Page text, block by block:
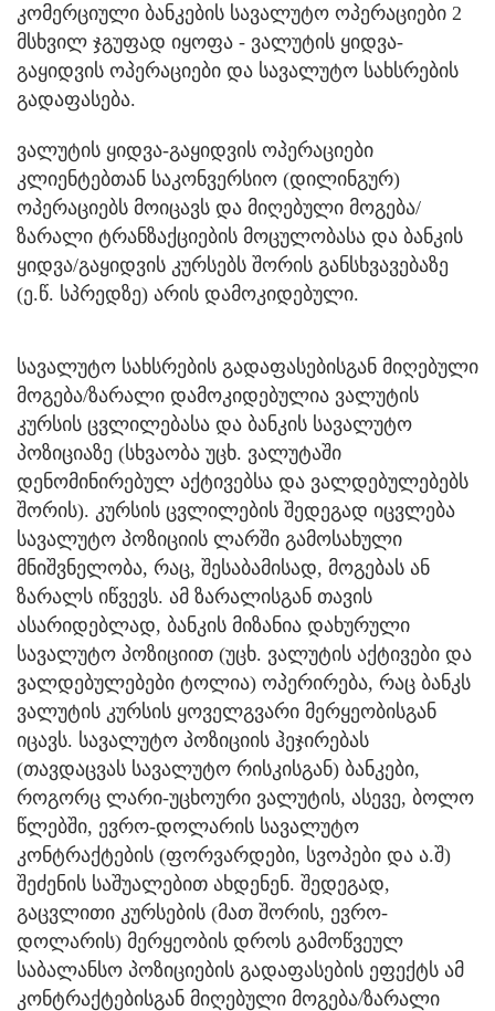
კომერციული ბანკების სავალუტო ოპერაციები 2
მსხვილ ჯგუფად იყოფა - ვალუტის ყიდვა-
გაყიდვის ოპერაციები და სავალუტო სახსრების
გადაფასება.
ვალუტის ყიდვა-გაყიდვის ოპერაციები
კლიენტებთან საკონვერსიო (დილინგურ)
ოპერაციებს მოიცავს და მიღებული მოგება/
ზარალი ტრანზაქციების მოცულობასა და ბანკის
ყიდვა/გაყიდვის კურსებს შორის განსხვავებაზე
(ე.წ. სპრედზე) არის დამოკიდებული.
სავალუტო სახსრების გადაფასებისგან მიღებული
მოგება/ზარალი დამოკიდებულია ვალუტის
კურსის ცვლილებასა და ბანკის სავალუტო
პოზიციაზე (სხვაობა უცხ. ვალუტაში
დენომინირებულ აქტივებსა და ვალდებულებებს
შორის). კურსის ცვლილების შედეგად იცვლება
სავალუტო პოზიციის ლარში გამოსახული
მნიშვნელობა, რაც, შესაბამისად, მოგებას ან
ზარალს იწვევს. ამ ზარალისგან თავის
ასარიდებლად, ბანკის მიზანია დახურული
სავალუტო პოზიციით (უცხ. ვალუტის აქტივები და
ვალდებულებები ტოლია) ოპერირება, რაც ბანკს
ვალუტის კურსის ყოველგვარი მერყეობისგან
იცავს. სავალუტო პოზიციის ჰეჯირებას
(თავდაცვას სავალუტო რისკისგან) ბანკები,
როგორც ლარი-უცხოური ვალუტის, ასევე, ბოლო
წლებში, ევრო-დოლარის სავალუტო
კონტრაქტების (ფორვარდები, სვოპები და ა.შ)
შეძენის საშუალებით ახდენენ. შედეგად,
გაცვლითი კურსების (მათ შორის, ევრო-
დოლარის) მერყეობის დროს გამოწვეულ
საბალანსო პოზიციების გადაფასების ეფექტს ამ
კონტრაქტებისგან მიღებული მოგება/ზარალი